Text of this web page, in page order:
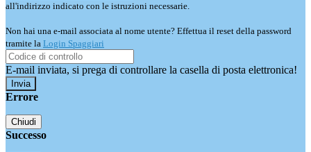
all'indirizzo indicato con le istruzioni necessarie.
Non hai una e-mail associata al nome utente? Effettua il reset della password
tramite la Login Spaggiari
E-mail inviata, si prega di controllare la casella di posta elettronica!
Errore
Chiudi
Successo